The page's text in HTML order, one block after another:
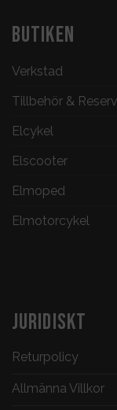
BUTIKEN
Verkstad
Tillbehör &
Elcykel
Elscooter
Elmoped
Elmotorcykel
JURIDISKT
Returpolicy
Allmänna Villkor